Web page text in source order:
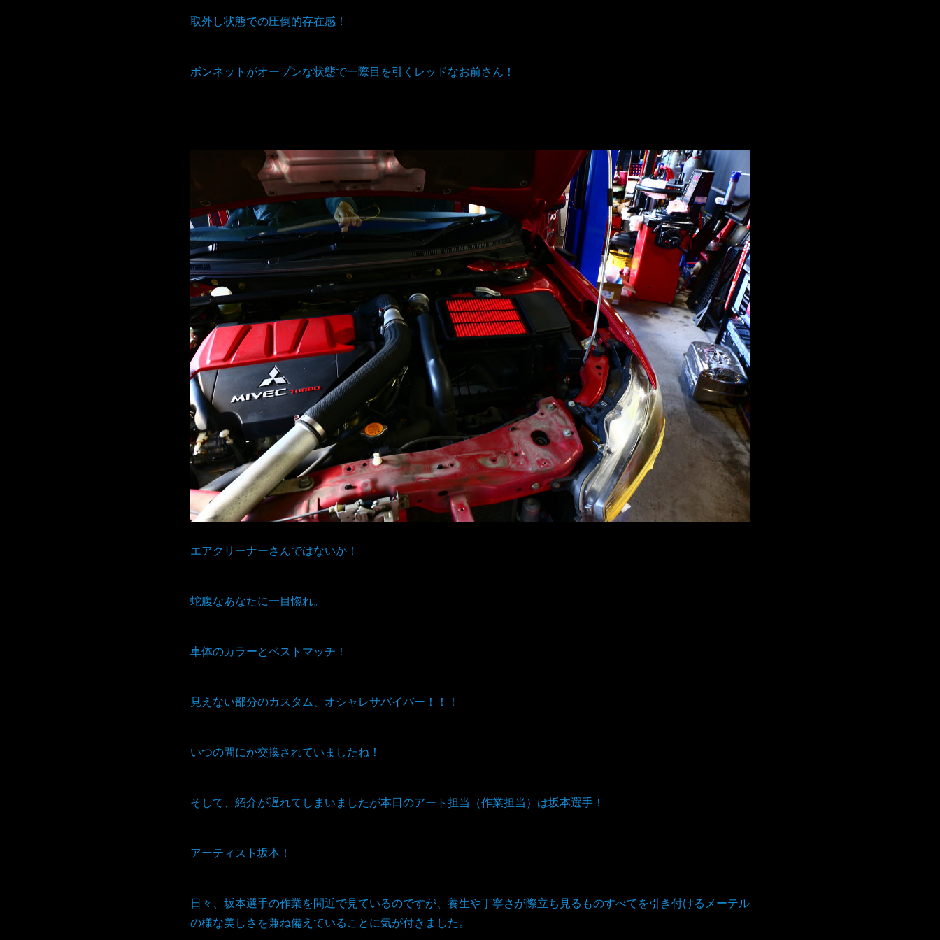
取外し状態での圧倒的存在感！
ボンネットがオープンな状態で一際目を引くレッドなお前さん！
エアクリーナーさんではないか！
蛇腹なあなたに一目惚れ。
車体のカラーとベストマッチ！
見えない部分のカスタム、オシャレサバイバー！！！
いつの間にか交換されていましたね！
そして、紹介が遅れてしまいましたが本日のアート担当（作業担当）は坂本選手！
アーティスト坂本！
日々、坂本選手の作業を間近で見ているのですが、養生や丁寧さが際立ち見るものすべてを引き付けるメーテル
の様な美しさを兼ね備えていることに気が付きました。